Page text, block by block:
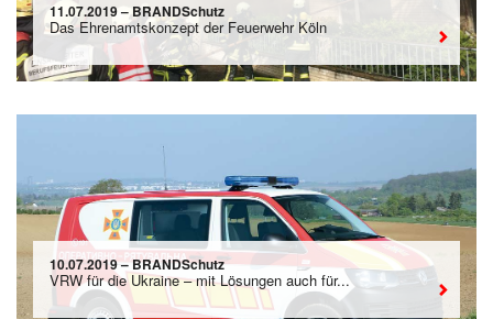
11.07.2019 – BRANDSchutz
Das Ehrenamtskonzept der Feuerwehr Köln
10.07.2019 – BRANDSchutz
VRW für die Ukraine – mit Lösungen auch für...